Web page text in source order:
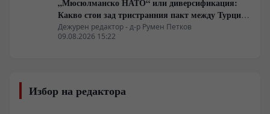
„Мюсюлманско НАТО“ или диверсификация:
Какво стои зад тристранния пакт между Турция,
Пакистан и Саудитска Арабия
Дежурен редактор - д-р Румен Петков
09.08.2026 15:22
Избор на редактора